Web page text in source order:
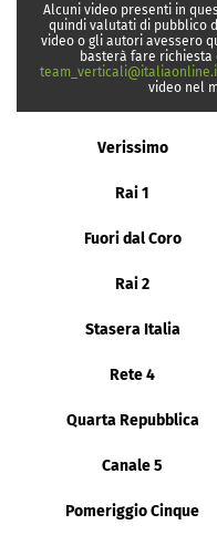
Alcuni video presenti in
quindi valutati di pubblico
video o gli autori avessero
basterà fare richiesta
video nel
Verissimo
Rai 1
Fuori dal Coro
Rai 2
Stasera Italia
Rete 4
Quarta Repubblica
Canale 5
Pomeriggio Cinque